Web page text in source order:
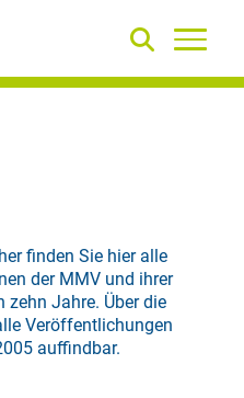
finden Sie hier alle
der MMV und ihrer
zehn Jahre. Über die
Veröffentlichungen
auffindbar.